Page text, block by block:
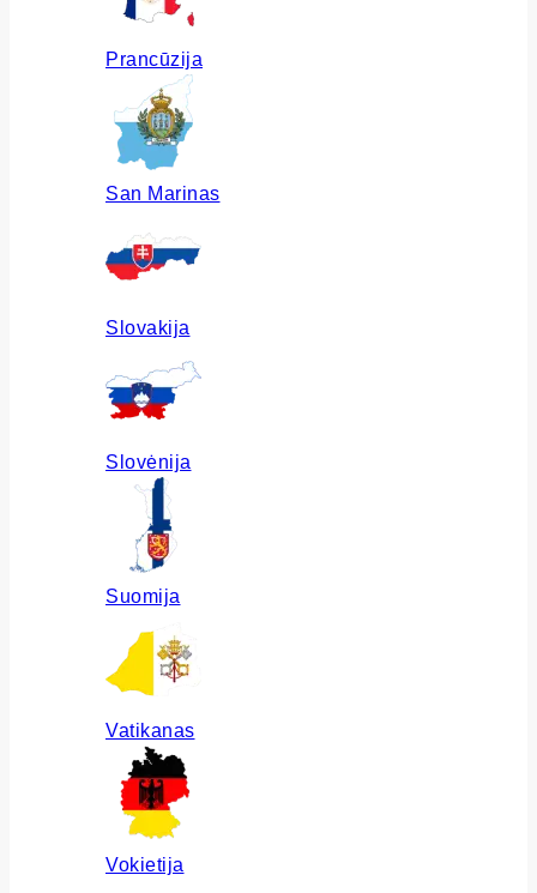
Prancūzija
San Marinas
Slovakija
Slovėnija
Suomija
Vatikanas
Vokietija